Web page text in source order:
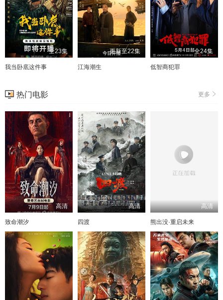
全23集
我当卧底这件事
更新至22集
江海潮生
全24集
低智商犯罪
更多
热门电影
高清
致命潮汐
高清
四渡
高清
熊出没·重启未来